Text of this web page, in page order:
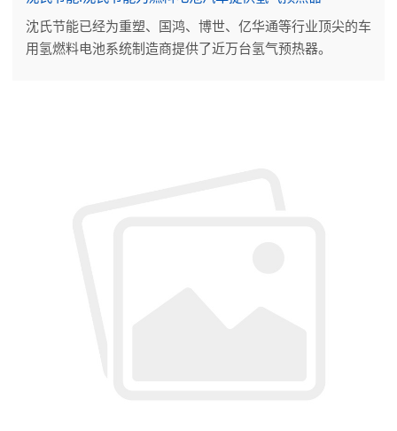
沈氏节能已经为重塑、国鸿、博世、亿华通等行业顶尖的车
用氢燃料电池系统制造商提供了近万台氢气预热器。